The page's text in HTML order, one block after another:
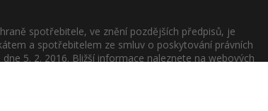
spotřebitele, ve znění pozdějších předpisů, je
a spotřebitelem ze smluv o poskytování právních
5. 2. 2016. Bližší informace naleznete na webových